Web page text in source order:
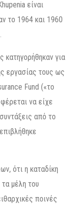
είναι
το 1964 και 1960
για
εργασίας τους ως
Fund («το
να είχε
από το
ότι η καταδίκη
μέλη του
ποινές